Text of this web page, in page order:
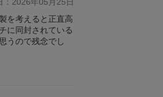
を考えると正直高
に同封されている
うので残念でし